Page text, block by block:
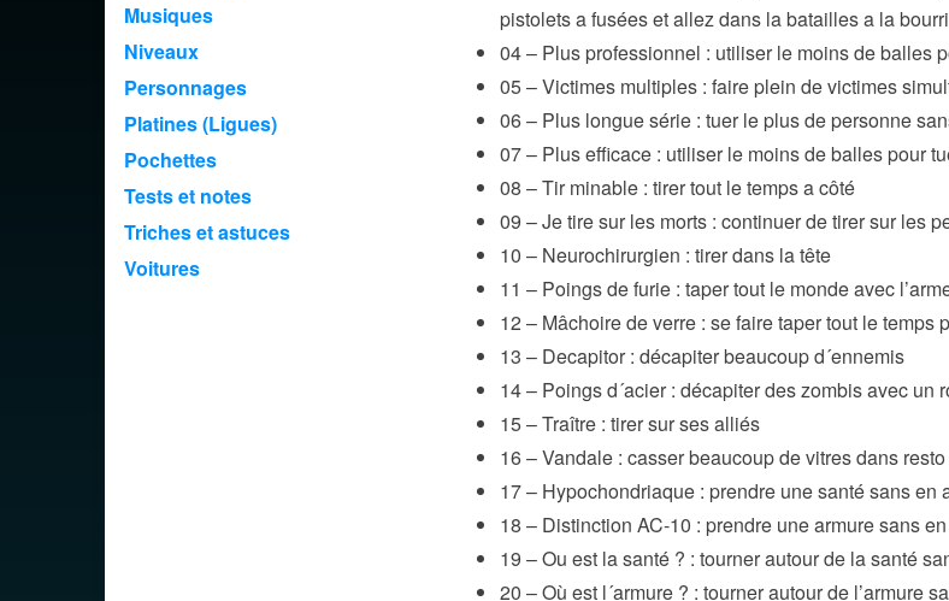
Musiques
Niveaux
Personnages
Platines (Ligues)
Pochettes
Tests et notes
Triches et astuces
Voitures
pistolets a fusées et allez dans la batailles a la
04 – Plus professionnel : utiliser le moins de balles
05 – Victimes multiples : faire plein de victimes
06 – Plus longue série : tuer le plus de personne
07 – Plus efficace : utiliser le moins de balles pour
08 – Tir minable : tirer tout le temps a côté
09 – Je tire sur les morts : continuer de tirer sur les
10 – Neurochirurgien : tirer dans la tête
11 – Poings de furie : taper tout le monde avec
12 – Mâchoire de verre : se faire taper tout le temps
13 – Decapitor : décapiter beaucoup d´ennemis
14 – Poings d´acier : décapiter des zombis avec un
15 – Traître : tirer sur ses alliés
16 – Vandale : casser beaucoup de vitres dans
17 – Hypochondriaque : prendre une santé sans en
18 – Distinction AC-10 : prendre une armure sans
19 – Ou est la santé ? : tourner autour de la santé
20 – Où est l´armure ? : tourner autour de l’armure